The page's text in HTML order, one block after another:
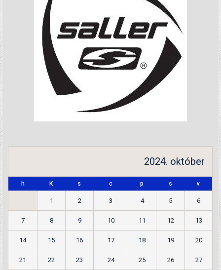
2024. október
h K s c p s v
1 2 3 4 5 6
7 8 9 10 11 12 13
14 15 16 17 18 19 20
21 22 23 24 25 26 27